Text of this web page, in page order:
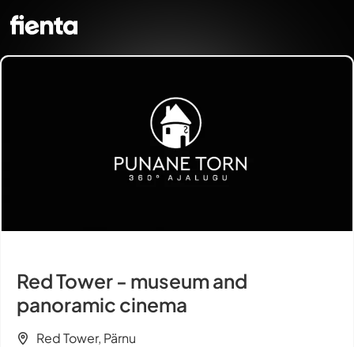
Red Tower - museum and
panoramic cinema
Red Tower, Pärnu